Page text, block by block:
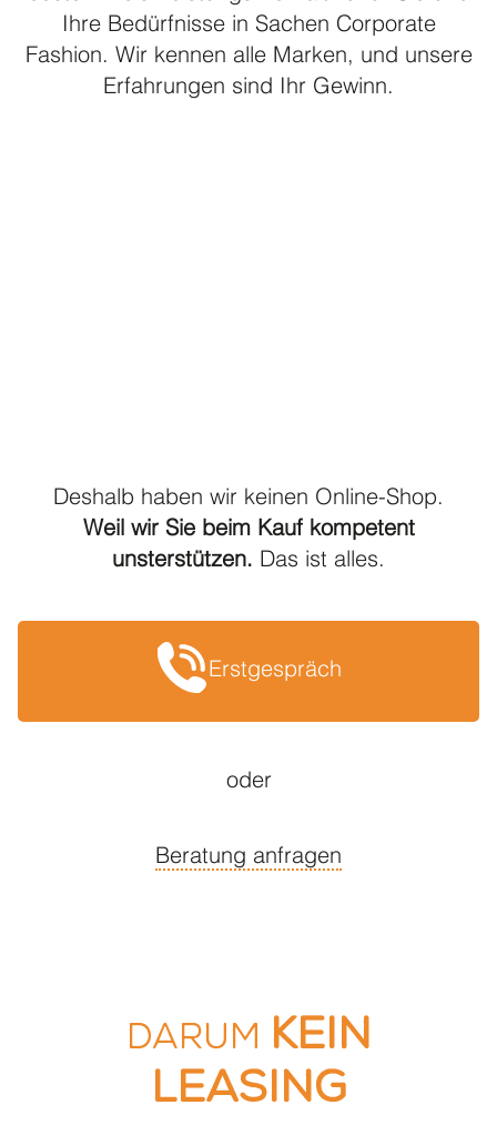
Ihre Bedürfnisse in Sachen Corporate
Fashion. Wir kennen alle Marken, und unsere
Erfahrungen sind Ihr Gewinn.
Deshalb haben wir keinen Online-Shop.
Weil wir Sie beim Kauf kompetent
unsterstützen. Das ist alles.
Erstgespräch
oder
Beratung anfragen
Darum kein
Leasing